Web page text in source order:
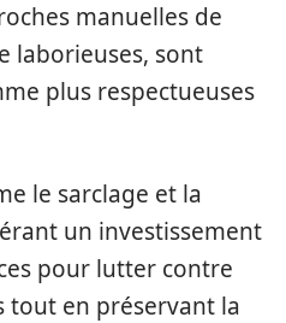
manuelles de
laborieuses, sont
plus respectueuses
le sarclage et la
un investissement
pour lutter contre
tout en préservant la